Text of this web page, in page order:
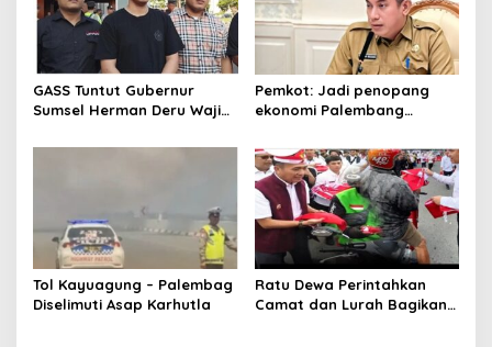
GASS Tuntut Gubernur
Sumsel Herman Deru Wajib
Pemkot: Jadi penopang
ekonomi Palembang
Tol Kayuagung – Palembag
Diselimuti Asap Karhutla
Ratu Dewa Perintahkan
Camat dan Lurah Bagikan